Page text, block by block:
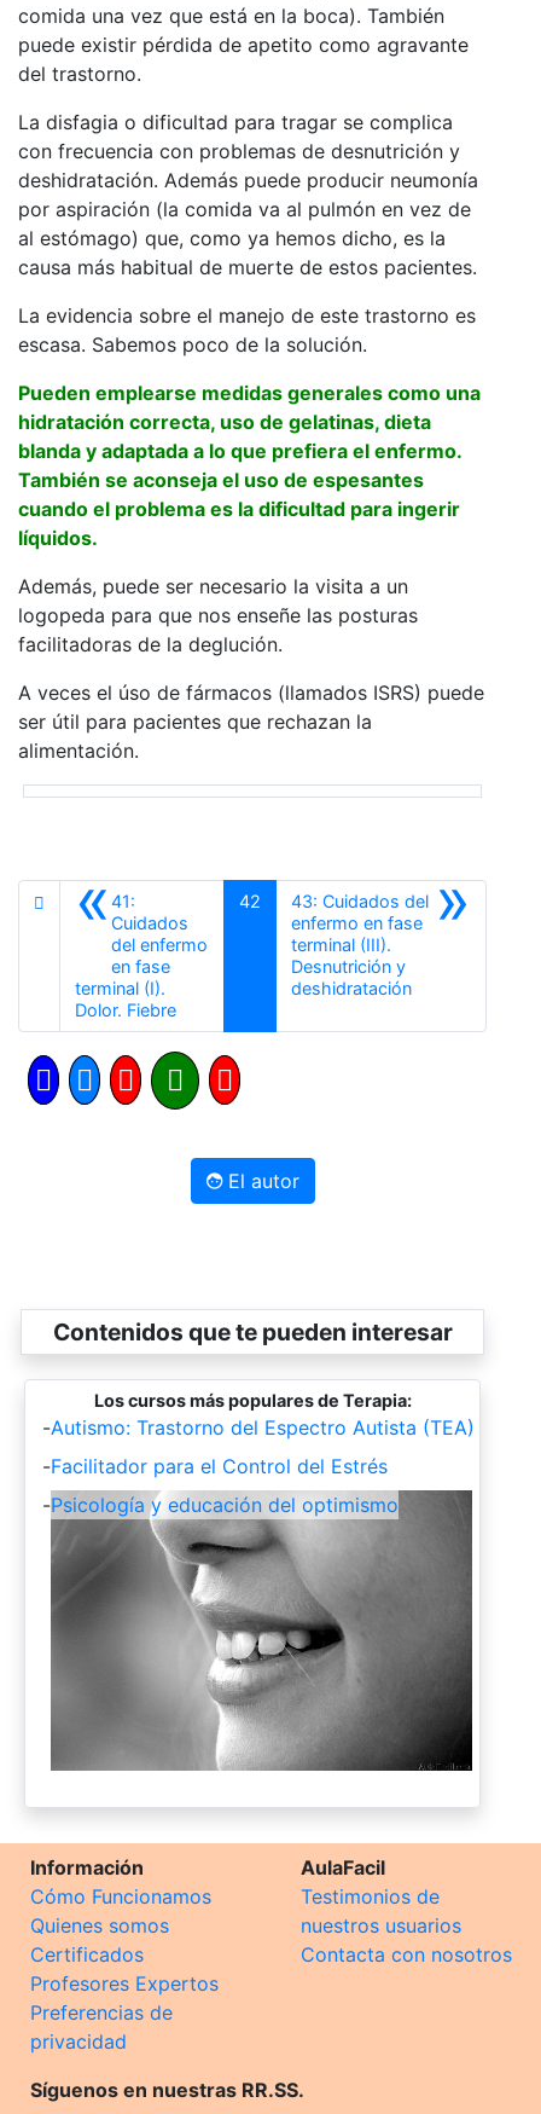
comida una vez que está en la boca). También
puede existir pérdida de apetito como agravante
del trastorno.
La disfagia o dificultad para tragar se complica
con frecuencia con problemas de desnutrición y
deshidratación. Además puede producir neumonía
por aspiración (la comida va al pulmón en vez de
al estómago) que, como ya hemos dicho, es la
causa más habitual de muerte de estos pacientes.
La evidencia sobre el manejo de este trastorno es
escasa. Sabemos poco de la solución.
Pueden emplearse medidas generales como una
hidratación correcta, uso de gelatinas, dieta
blanda y adaptada a lo que prefiera el enfermo.
También se aconseja el uso de espesantes
cuando el problema es la dificultad para ingerir
líquidos.
Además, puede ser necesario la visita a un
logopeda para que nos enseñe las posturas
facilitadoras de la deglución.
A veces el úso de fármacos (llamados ISRS) puede
ser útil para pacientes que rechazan la
alimentación.
«41:
Cuidados
del enfermo
en fase
terminal (I).
Dolor. FiebreAnterior
42 »
43: Cuidados del
enfermo en fase
terminal (III).
Desnutrición y
deshidrataciónSiguiente
El autor
Contenidos que te pueden interesar
Los cursos más populares de Terapia:
-Autismo: Trastorno del Espectro Autista (TEA)
-Facilitador para el Control del Estrés
-Psicología y educación del optimismo
Información
Cómo Funcionamos
Quienes somos
Certificados
Profesores Expertos
Preferencias de
privacidad
AulaFacil
Testimonios de
nuestros usuarios
Contacta con nosotros
Síguenos en nuestras RR.SS.